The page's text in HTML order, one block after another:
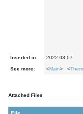
Inserted in: 2022-03-07
See more: <Main> <
Attached Files